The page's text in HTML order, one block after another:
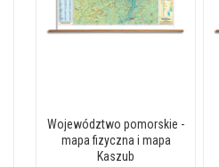
Województwo pomorskie -
mapa fizyczna i mapa
Kaszub